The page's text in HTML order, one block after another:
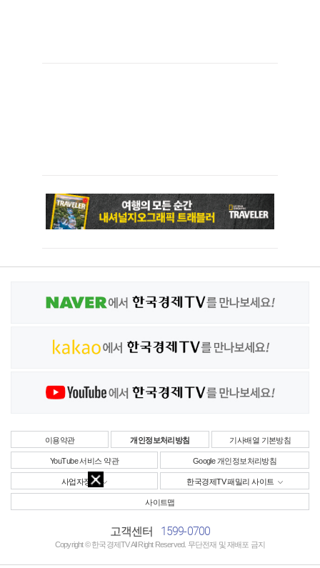
이용약관 개인정보처리방침 기사배열 기본방침
YouTube 서비스 약관 Google 개인정보처리방침
사업자정보 한국경제TV 패밀리 사이트
사이트맵
고객센터 1599-0700
Copyright © 한국경제TV All Right Reserved. 무단전재 및 재배포 금지